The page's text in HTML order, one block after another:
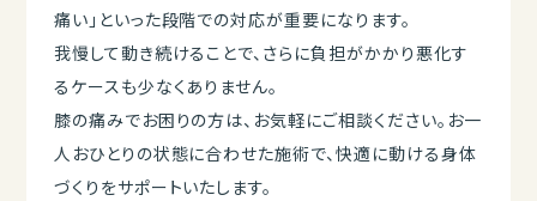
痛い」といった段階での対応が重要になります。
我慢して動き続けることで、さらに負担がかかり悪化す
るケースも少なくありません。
膝の痛みでお困りの方は、お気軽にご相談ください。お一
人おひとりの状態に合わせた施術で、快適に動ける身体
づくりをサポートいたします。